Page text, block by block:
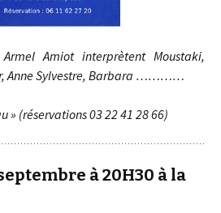
Amiot interprètent Moustaki,
Anne Sylvestre, Barbara …………
» (réservations03 22 41 28 66)
à 20H30 à la